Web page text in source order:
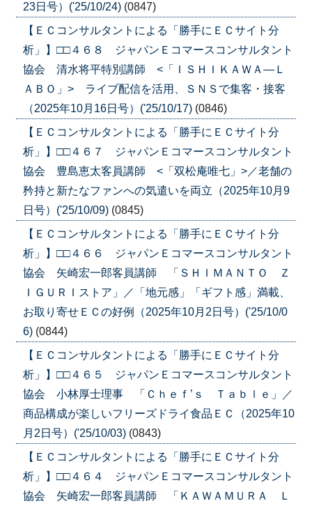
23日号）('25/10/24) (0847)
【ＥＣコンサルタントによる「勝手にＥＣサイト分
析」】□□４６８ ジャパンＥコマースコンサルタント
協会 清水将平特別講師 <「ＩＳＨＩＫＡＷＡ―Ｌ
ＡＢＯ」> ライブ配信を活用、ＳＮＳで集客・接客
（2025年10月16日号）('25/10/17) (0846)
【ＥＣコンサルタントによる「勝手にＥＣサイト分
析」】□□４６７ ジャパンＥコマースコンサルタント
協会 豊島恵太客員講師 <「双松庵唯七」>／老舗の
矜持と新たなファンへの気遣いを両立（2025年10月9
日号）('25/10/09) (0845)
【ＥＣコンサルタントによる「勝手にＥＣサイト分
析」】□□４６６ ジャパンＥコマースコンサルタント
協会 矢崎宏一郎客員講師 「ＳＨＩＭＡＮＴＯ Ｚ
ＩＧＵＲＩストア」／「地元感」「ギフト感」満載、
お取り寄せＥＣの好例（2025年10月2日号）('25/10/0
6) (0844)
【ＥＣコンサルタントによる「勝手にＥＣサイト分
析」】□□４６５ ジャパンＥコマースコンサルタント
協会 小林厚士理事 「Ｃｈｅｆ’ｓ Ｔａｂｌｅ」／
商品構成が楽しいフリーズドライ食品ＥＣ（2025年10
月2日号）('25/10/03) (0843)
【ＥＣコンサルタントによる「勝手にＥＣサイト分
析」】□□４６４ ジャパンＥコマースコンサルタント
協会 矢崎宏一郎客員講師 「ＫＡＷＡＭＵＲＡ Ｌ